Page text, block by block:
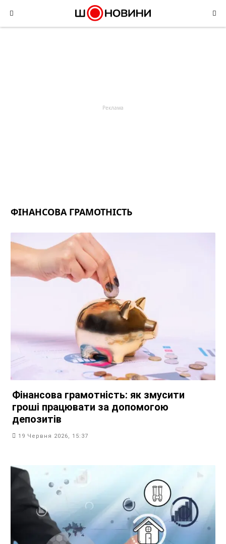
content
ФІНАНСОВА ГРАМОТНІСТЬ
Фінансова грамотність: як змусити
гроші працювати за допомогою
депозитів
19 Червня 2026, 15:37